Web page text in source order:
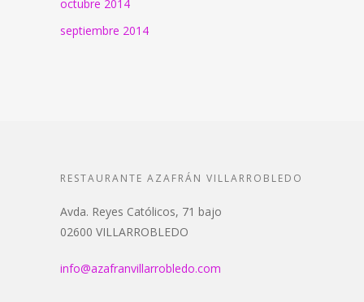
octubre 2014
septiembre 2014
RESTAURANTE AZAFRÁN VILLARROBLEDO
Avda. Reyes Católicos, 71 bajo
02600 VILLARROBLEDO
info@azafranvillarrobledo.com